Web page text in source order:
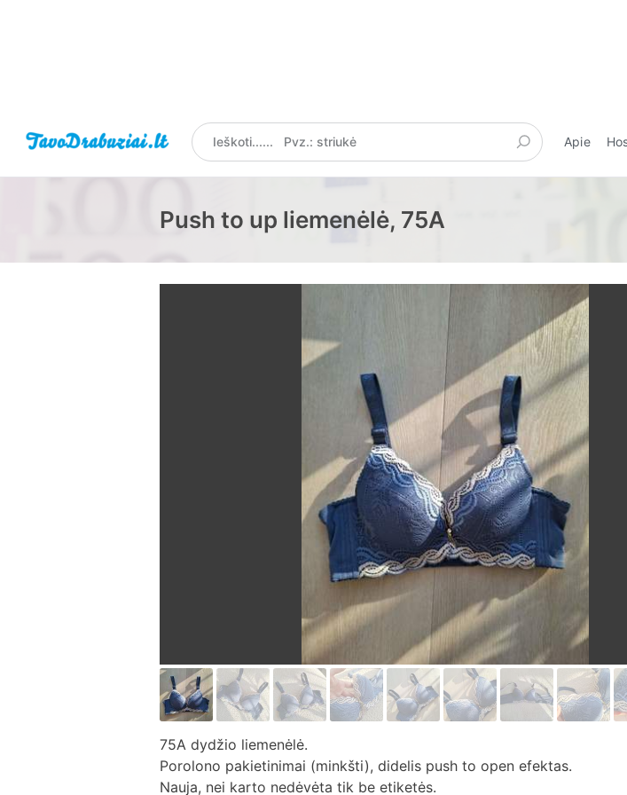
Apie
Push to up liemenėlė, 75A
75A dydžio liemenėlė.
Porolono pakietinimai (minkšti), didelis push to open efektas.
Nauja, nei karto nedėvėta tik be etiketės.